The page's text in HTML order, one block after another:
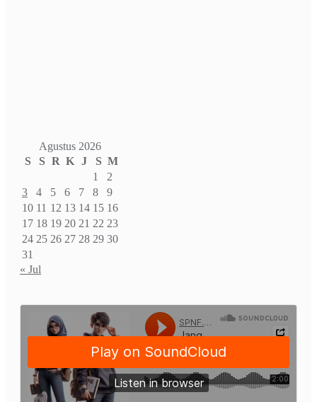
Agustus 2026
S
S R K J S M
1
2
3
4 5 6 7 8
9
10 11 12 13 14 15 16
17 18 19 20 21 22 23
24 25 26 27 28 29 30
31
« Jul